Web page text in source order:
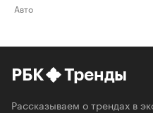
Авто
РБК Тренды
Рассказываем о трендах в